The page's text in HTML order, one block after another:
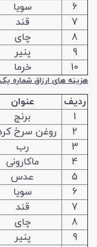
6
سویا
7
قند
8
چای
9
پنیر
10
خرما
هزینه های ارزاق شماره
ردیف عنوان
1
برنج
2
روغن سرخ
3
رب
4
ماکارونی
5
عدس
6
سویا
7
قند
8
چای
9
پنیر